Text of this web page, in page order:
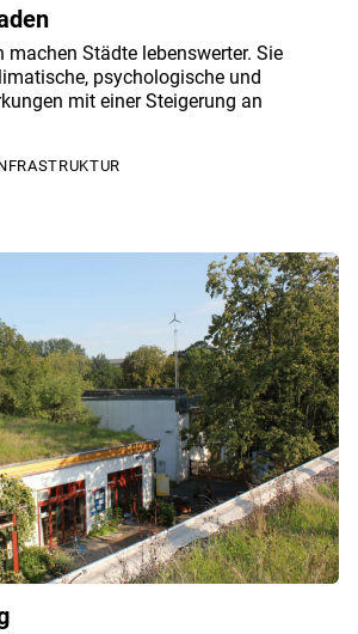
machen Städte lebenswerter. Sie
psychologische und
mit einer Steigerung an